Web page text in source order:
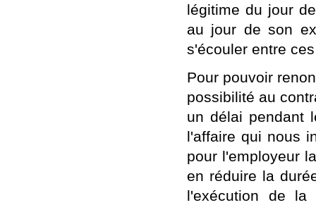
légitime du jour
au jour de son
s'écouler entre
Pour pouvoir
possibilité au
un délai pendant
l'affaire qui nous
pour l'employeur
en réduire la
l'exécution de la